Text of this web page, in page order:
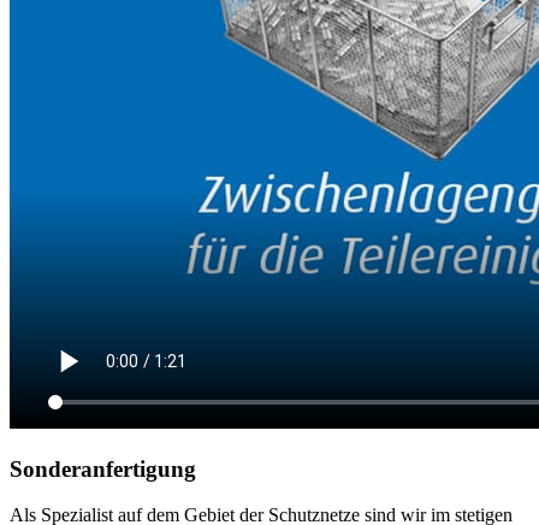
Sonderanfertigung
Als Spezialist auf dem Gebiet der Schutznetze sind wir im stetigen